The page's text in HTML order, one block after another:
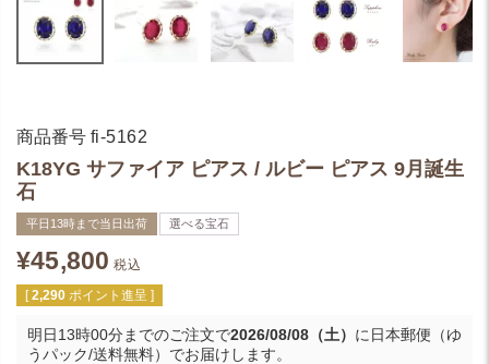
商品番号 fi-5162
K18YG サファイア ピアス / ルビー ピアス 9月誕生
石
平日13時まで当日出荷 選べる宝石
¥45,800 税込
[ 2,290 ポイント進呈 ]
明日13時00分までのご注文で2026/08/08（土） に 日本郵便（ゆ
うパック/送料無料） でお届けします。